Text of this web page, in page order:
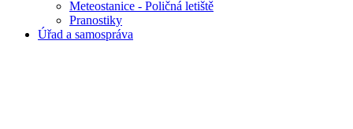
Meteostanice - Poličná letiště
Pranostiky
Úřad a samospráva